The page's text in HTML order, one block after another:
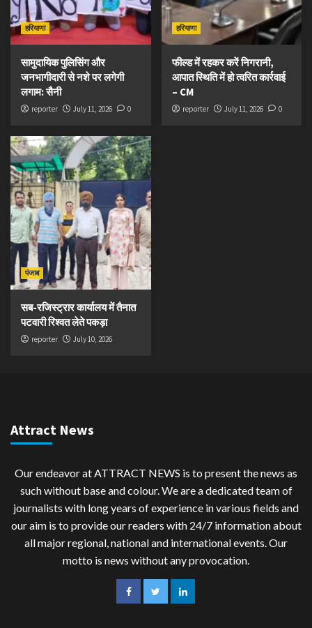
हरियाणा
सामुदायिक पुलिसिंग और
जनभागीदारी से नशे पर लगेगी
लगाम: सैनी
reporter July 11, 2026 0
हरियाणा
फील्ड में रहकर करें निगरानी,
आपात स्थिति में हो त्वरित कार्रवाई
– CM
reporter July 11, 2026 0
पंजाब
सब-रजिस्ट्रार कार्यालय में तैनात
पटवारी रिश्वत लेते पकड़ा
reporter July 10, 2026
Attract News
Our endeavor at ATTRACT NEWS is to present the news as
such without base and colour. We are a dedicated team of
journalists with long years of experience in various fields and
our aim is to provide our readers with 24/7 information about
all major regional, national and international events. Our
motto is news without any provocation.